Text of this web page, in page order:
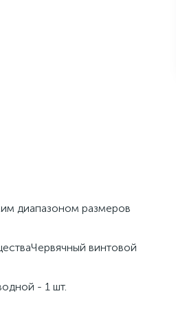
диапазоном размеров
винтовой
- 1 шт.